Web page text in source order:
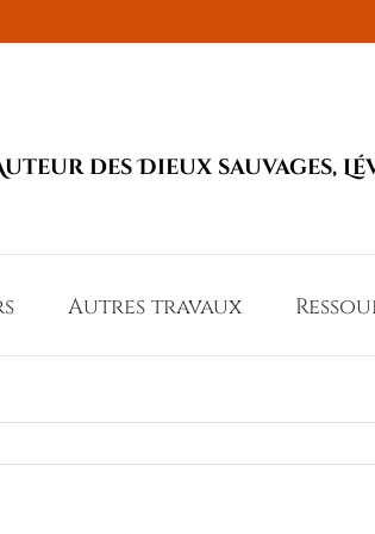
des Dieux sauvages,
Autres travaux